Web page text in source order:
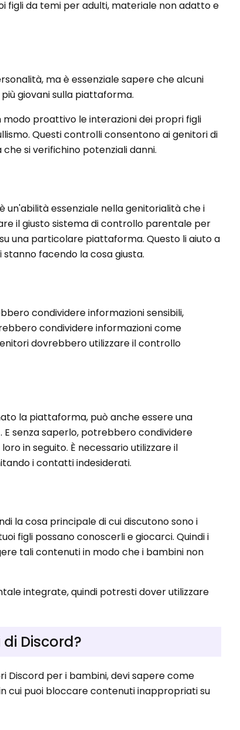
figli da temi per adulti, materiale non adatto e
ma è essenziale sapere che alcuni
giovani sulla piattaforma.
proattivo le interazioni dei propri figli
Questi controlli consentono ai genitori di
si verifichino potenziali danni.
è un'abilità essenziale nella genitorialità che i
il giusto sistema di controllo parentale per
una particolare piattaforma. Questo li aiuto a
facendo la cosa giusta.
condividere informazioni sensibili,
condividere informazioni come
dovrebbero utilizzare il controllo
la piattaforma, può anche essere una
senza saperlo, potrebbero condividere
in seguito. È necessario utilizzare il
i contatti indesiderati.
la cosa principale di cui discutono sono i
figli possano conoscerli e giocarci. Quindi i
tali contenuti in modo che i bambini non
integrate, quindi potresti dover utilizzare
Discord?
Discord per i bambini, devi sapere come
cui puoi bloccare contenuti inappropriati su